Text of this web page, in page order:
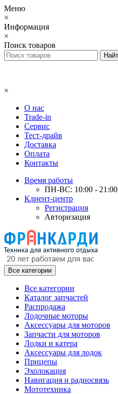
Меню
×
Информация
×
Поиск товаров
×
О нас
Trade-in
Сервис
Тест-драйв
Доставка
Оплата
Контакты
Время работы
ПН-ВС: 10:00 - 21:00
Клиент-центр
Регистрация
Авторизация
Все категории
Все категории
Каталог запчастей
Распродажа
Лодочные моторы
Аксессуары для моторов
Запчасти для моторов
Лодки и катера
Аксессуары для лодок
Прицепы
Эхолокация
Навигация и радиосвязь
Мототехника